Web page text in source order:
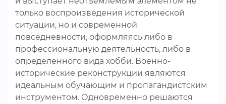
только воспроизведения исторической
ситуации, но и современной
повседневности, оформляясь либо в
профессиональную деятельность, либо в
определенного вида хобби. Военно-
исторические реконструкции являются
идеальным обучающим и пропагандистским
инструментом. Одновременно решаются